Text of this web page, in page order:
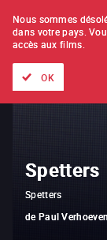
Spetters
Spetters
de Paul Verhoeven
Nous sommes
dans votre pays.
accès aux films.
OK